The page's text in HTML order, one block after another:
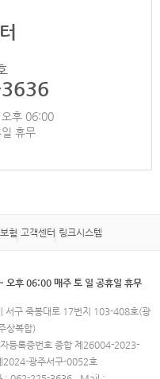
후 06:00
휴무
험 고객센터 링크시스템
후 06:00 매주 토 일 공휴일 휴무
서구 죽봉대로 17번지 103-408호(광
상복합)
등록증번호 종합 제26004-2023-
2024-광주서구-0052호